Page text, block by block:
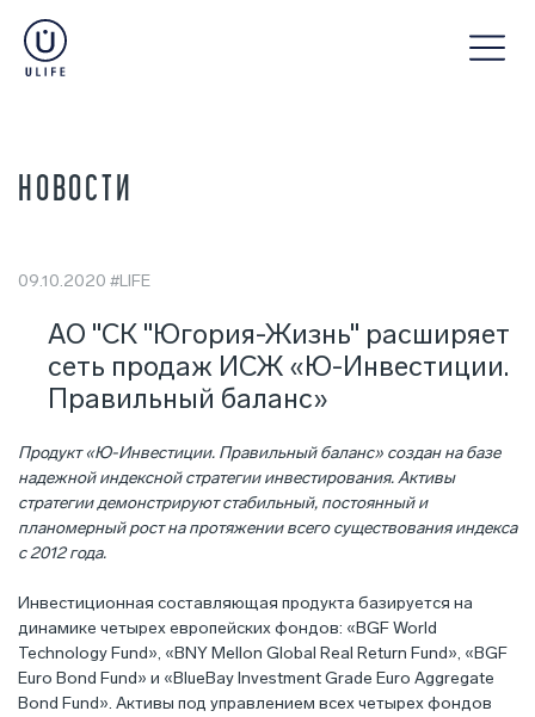
НОВОСТИ
09.10.2020 #LIFE
АО "СК "Югория-Жизнь" расширяет
сеть продаж ИСЖ «Ю-Инвестиции.
Правильный баланс»
Продукт «Ю-Инвестиции. Правильный баланс» создан на базе
надежной индексной стратегии инвестирования. Активы
стратегии демонстрируют стабильный, постоянный и
планомерный рост на протяжении всего существования индекса
с 2012 года.
Инвестиционная составляющая продукта базируется на
динамике четырех европейских фондов: «BGF World
Technology Fund», «BNY Mellon Global Real Return Fund», «BGF
Euro Bond Fund» и «BlueBay Investment Grade Euro Aggregate
Bond Fund». Активы под управлением всех четырех фондов